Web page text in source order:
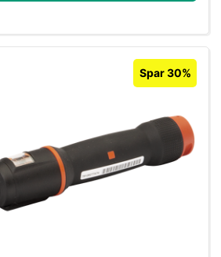
Spar 30%